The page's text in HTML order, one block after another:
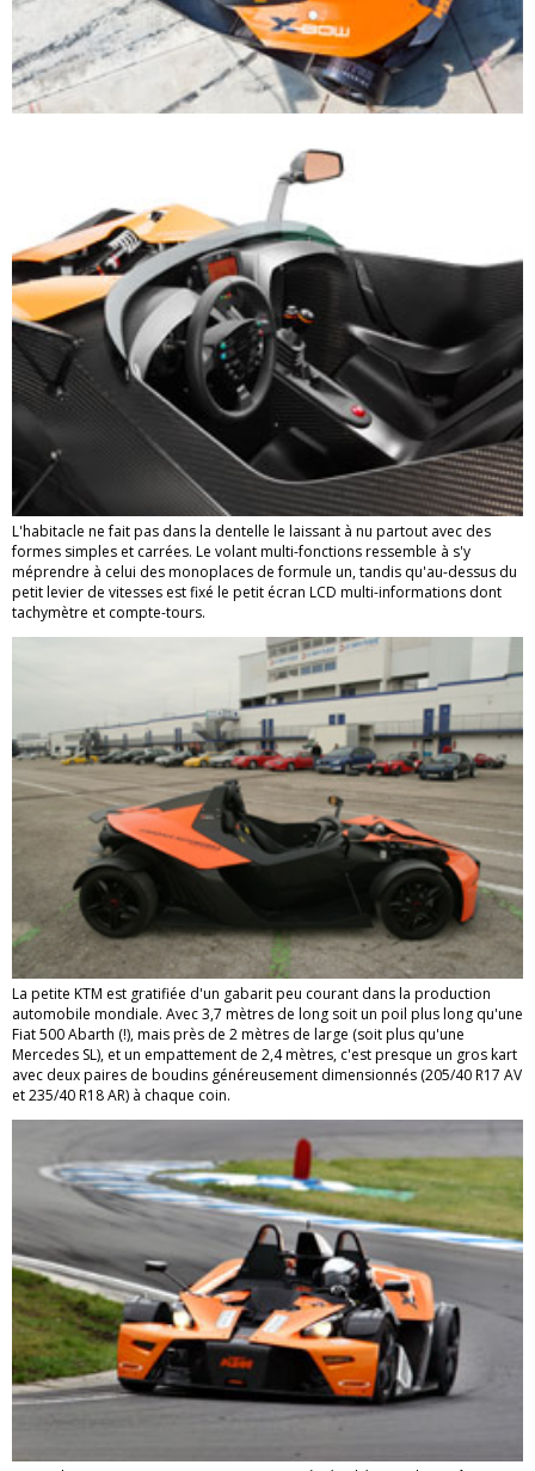
L'habitacle ne fait pas dans la dentelle le laissant à nu partout avec des
formes simples et carrées. Le volant multi-fonctions ressemble à s'y
méprendre à celui des monoplaces de formule un, tandis qu'au-dessus du
petit levier de vitesses est fixé le petit écran LCD multi-informations dont
tachymètre et compte-tours.
La petite KTM est gratifiée d'un gabarit peu courant dans la production
automobile mondiale. Avec 3,7 mètres de long soit un poil plus long qu'une
Fiat 500 Abarth (!), mais près de 2 mètres de large (soit plus qu'une
Mercedes SL), et un empattement de 2,4 mètres, c'est presque un gros kart
avec deux paires de boudins généreusement dimensionnés (205/40 R17 AV
et 235/40 R18 AR) à chaque coin.